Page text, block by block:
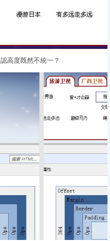
高度既然不統一？